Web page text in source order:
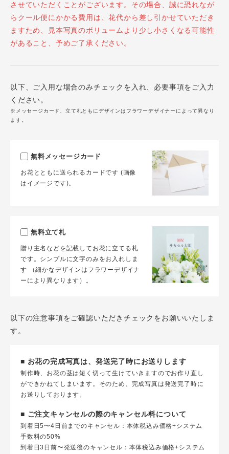
させていただくことがございます。その場合、誠に恐れなが
らクール便にかかる費用は、花代から差し引かせていただき
ますため、見本写真のボリュームより少し小さくなる可能性
があること、予めご了承ください。
以下、ご入用な場合のみチェックを入れ、必要事項をご入力
ください。
※メッセージカード、立て札ともにデザインはフラワーデザイナーによって異なり
ます。
無料メッセージカード
お花とともに送られるカードです (画像
はイメージです)。
無料立て札
贈り主名などを記載してお花に立てる札
です。シンプルに文字のみをお入れしま
す （細かなデザインはフラワーデザイナ
ーにより異なります）。
以下の注意事項をご確認いただきチェックをお願いいたしま
す。
■ お花の完成写真は、発送完了時にお送りします
制作時、お花の茎は短く切って生けていきますのでお作り直し
ができかねてしまいます。そのため、完成写真は発送完了時に
お送りしております。
■ ご注文キャンセルの際のキャンセル料について
到着日5〜4日前までのキャンセル：本体税込み価格+システム
手数料の50%
到着日3日前〜発送後のキャンセル：本体税込み価格+システム